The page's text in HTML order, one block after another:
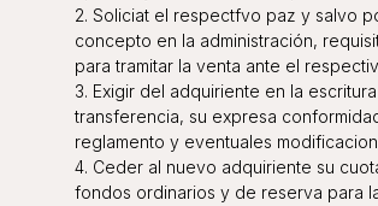
2. Soliciat el respectfvo paz y salvo
concepto en la administración,
para tramitar la venta ante el
3. Exigir del adquiriente en la
transferencia, su expresa
reglamento y eventuales
4. Ceder al nuevo adquiriente su
fondos ordinarios y de reserva para